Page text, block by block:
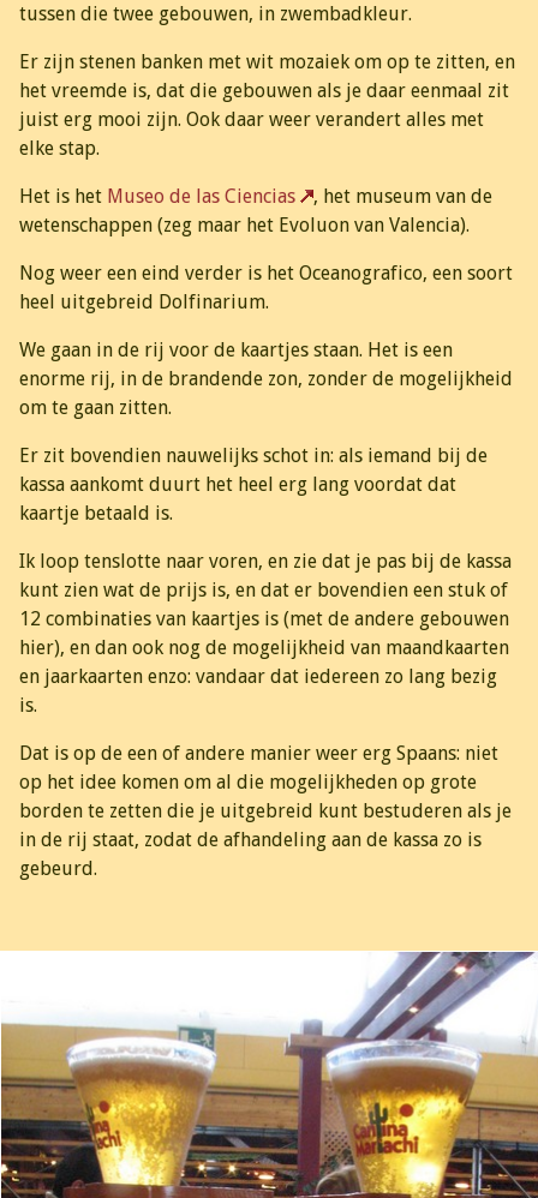
tussen die twee gebouwen, in zwembadkleur.
Er zijn stenen banken met wit mozaiek om op te zitten, en
het vreemde is, dat die gebouwen als je daar eenmaal zit
juist erg mooi zijn. Ook daar weer verandert alles met
elke stap.
Het is het Museo de las Ciencias
, het museum van de
wetenschappen (zeg maar het Evoluon van Valencia).
Nog weer een eind verder is het Oceanografico, een soort
heel uitgebreid Dolfinarium.
We gaan in de rij voor de kaartjes staan. Het is een
enorme rij, in de brandende zon, zonder de mogelijkheid
om te gaan zitten.
Er zit bovendien nauwelijks schot in: als iemand bij de
kassa aankomt duurt het heel erg lang voordat dat
kaartje betaald is.
Ik loop tenslotte naar voren, en zie dat je pas bij de kassa
kunt zien wat de prijs is, en dat er bovendien een stuk of
12 combinaties van kaartjes is (met de andere gebouwen
hier), en dan ook nog de mogelijkheid van maandkaarten
en jaarkaarten enzo: vandaar dat iedereen zo lang bezig
is.
Dat is op de een of andere manier weer erg Spaans: niet
op het idee komen om al die mogelijkheden op grote
borden te zetten die je uitgebreid kunt bestuderen als je
in de rij staat, zodat de afhandeling aan de kassa zo is
gebeurd.